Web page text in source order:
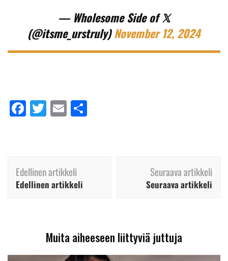
— Wholesome Side of 𝕏
(@itsme_urstruly)November 12, 2024
Facebook
Twitter
Email
Artikkelien
selaus
Edellinen artikkeli
Edellinen artikkeli
Seuraava artikkeli
Seuraava artikkeli
Muita aiheeseen liittyviä juttuja